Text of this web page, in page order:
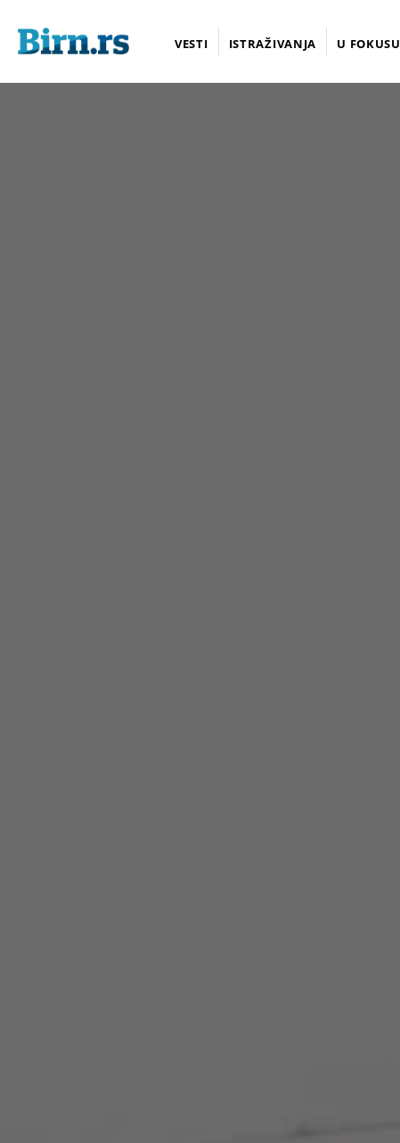
VESTI ISTRAŽIVANJA U FOKUSU